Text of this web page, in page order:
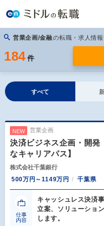
営業企画/金融の転職・求人情
184件
すべて
NEW 営業企画
決済ビジネス企画・開発
なキャリアパス】
株式会社千葉銀行
500万円～1149万円
千葉県
仕事
内容
キャッシュレス決済
立案、ソリューショ
します。